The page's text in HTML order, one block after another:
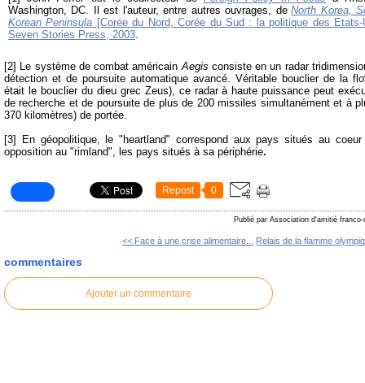
Washington, DC. Il est l'auteur, entre autres ouvrages, de North Korea,
Korean Peninsula [Corée du Nord, Corée du Sud : la politique des
Seven Stories Press, 2003.
[2] Le système de combat américain Aegis consiste en un radar
détection et de poursuite automatique avancé. Véritable bouclier de la
était le bouclier du dieu grec Zeus), ce radar à haute puissance peut
de recherche et de poursuite de plus de 200 missiles simultanément et à
370 kilomètres) de portée.
[3] En géopolitique, le "heartland" correspond aux pays situés au
opposition au "rimland", les pays situés à sa périphérie.
Repost 0
Publié par Association d'amitié franco-
<< Face à une crise alimentaire... Relais de la flamme
commentaires
Ajouter un commentaire